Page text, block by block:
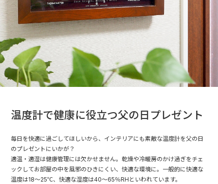
温度計で健康に役立つ父の日プレゼント
毎日を快適に過ごしてほしいから、インテリアにも素敵な温度計を父の日
のプレゼントにいかが？
適温・適湿は健康管理には欠かせません。乾燥や冷暖房のかけ過ぎをチェ
ックしてお部屋の中を風邪のひきにくい、快適な環境に。一般的に快適な
温度は18～25℃、快適な湿度は40～65％RHといわれています。